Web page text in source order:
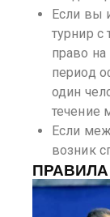
Если вы
турнир с
право
период
один
течение
Если
возник